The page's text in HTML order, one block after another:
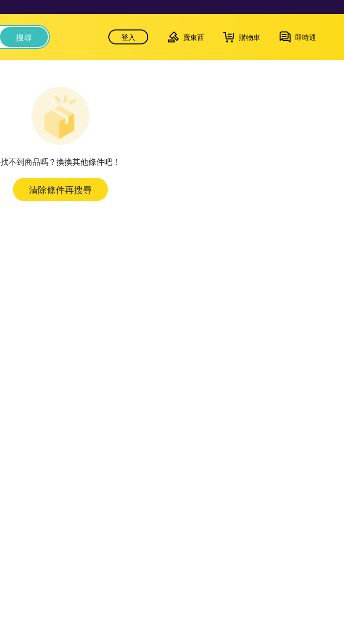
搜尋 登入 賣東西 購物車 即時通
找不到商品嗎？換換其他條件吧！
清除條件再搜尋